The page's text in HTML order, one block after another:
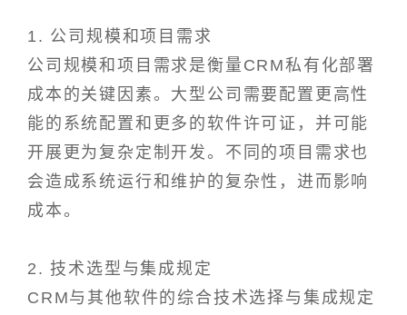
1. 公司规模和项目需求
公司规模和项目需求是衡量CRM私有化部署
成本的关键因素。大型公司需要配置更高性
能的系统配置和更多的软件许可证，并可能
开展更为复杂定制开发。不同的项目需求也
会造成系统运行和维护的复杂性，进而影响
成本。
2. 技术选型与集成规定
CRM与其他软件的综合技术选择与集成规定